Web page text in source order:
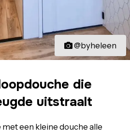
@byheleen
die
uitstraalt
met een kleine douche alle